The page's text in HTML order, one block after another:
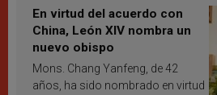
En virtud del acuerdo con
China, León XIV nombra un
nuevo obispo
Mons. Chang Yanfeng, de 42
años, ha sido nombrado en virtud